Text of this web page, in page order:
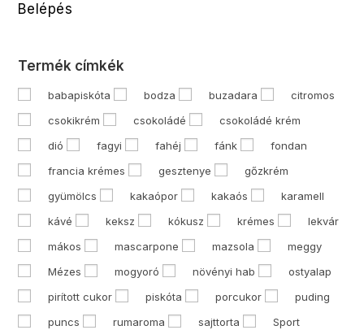
Belépés
Termék címkék
babapiskóta bodza buzadara
citromos
csokikrém
csokoládé
csokoládé krém
dió
fagyi fahéj fánk
fondan
francia krémes
gesztenye
gőzkrém
gyümölcs
kakaópor kakaós
karamell
kávé
keksz kókusz krémes
lekvár
mákos
mascarpone mazsola
meggy
Mézes
mogyoró növényi hab
ostyalap
pirított cukor
piskóta porcukor
puding
puncs
rumaroma sajttorta
Sport